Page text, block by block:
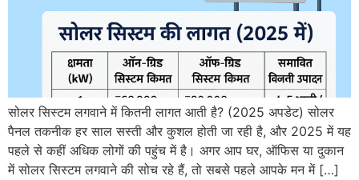
सोलर सिस्टम लगवाने में कितनी लागत आती है? (2025 अपडेट) सोलर
पैनल तकनीक हर साल सस्ती और कुशल होती जा रही है, और 2025 में यह
पहले से कहीं अधिक लोगों की पहुंच में है। अगर आप घर, ऑफिस या दुकान
में सोलर सिस्टम लगवाने की सोच रहे हैं, तो सबसे पहले आपके मन में […]